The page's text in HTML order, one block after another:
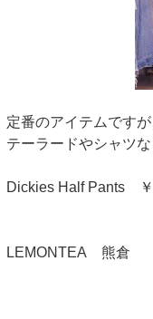
定番のアイテムです
テーラードやシャツ
Dickies Half Pants
LEMONTEA 熊倉